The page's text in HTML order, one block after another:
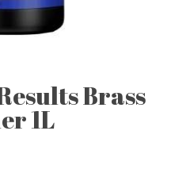
Brass
1L